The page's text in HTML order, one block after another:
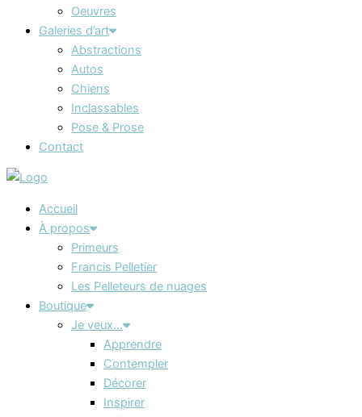
Oeuvres
Galeries d’art
Abstractions
Autos
Chiens
Inclassables
Pose & Prose
Contact
Accueil
À propos
Primeurs
Francis Pelletier
Les Pelleteurs de nuages
Boutique
Je veux…
Apprendre
Contempler
Décorer
Inspirer